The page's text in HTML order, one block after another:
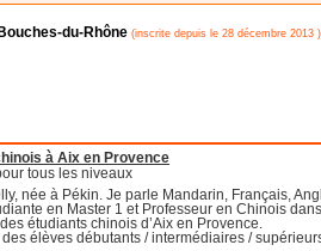
du-Rhône (inscrite depuis le 28 décembre 2013 )
à Aix en Provence
tous les niveaux
née à Pékin. Je parle Mandarin, Français,
en Master 1 et Professeur en Chinois
étudiants chinois d’Aix en Provence.
élèves débutants / intermédiaires /